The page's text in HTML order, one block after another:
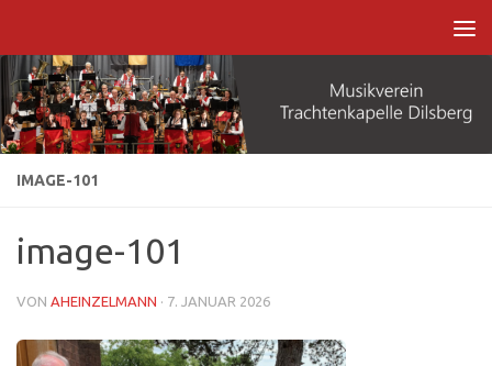
IMAGE-101
image-101
VON AHEINZELMANN · 7. JANUAR 2026